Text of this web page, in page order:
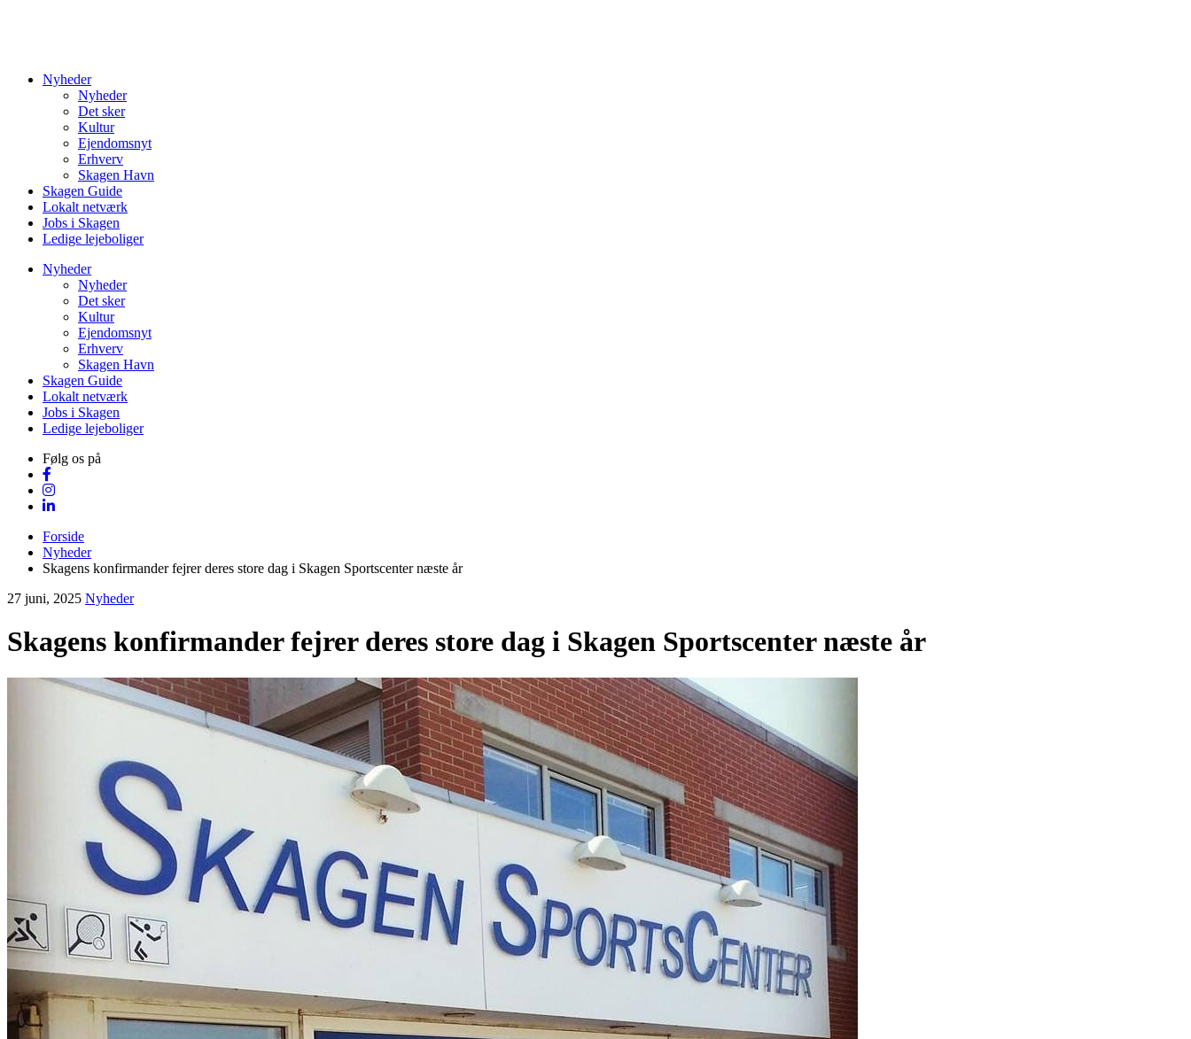
Nyheder
Nyheder
Det sker
Kultur
Ejendomsnyt
Erhverv
Skagen Havn
Skagen Guide
Lokalt netværk
Jobs i Skagen
Ledige lejeboliger
Nyheder
Nyheder
Det sker
Kultur
Ejendomsnyt
Erhverv
Skagen Havn
Skagen Guide
Lokalt netværk
Jobs i Skagen
Ledige lejeboliger
Følg os på
Forside
Nyheder
Skagens konfirmander fejrer deres store dag i Skagen Sportscenter næste år
27 juni, 2025 Nyheder
Skagens konfirmander fejrer deres store dag i Skagen Sportscenter næste år